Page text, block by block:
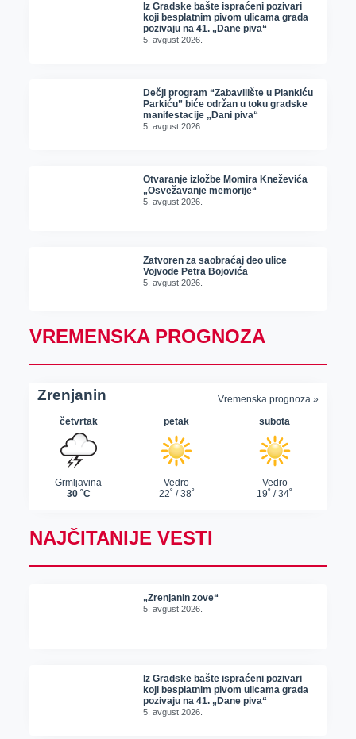
Iz Gradske bašte ispraćeni pozivari
koji besplatnim pivom ulicama grada
pozivaju na 41. „Dane piva“
5. avgust 2026.
Dečji program “Zabavilište u Plankiću
Parkiću” biće održan u toku gradske
manifestacije „Dani piva“
5. avgust 2026.
Otvaranje izložbe Momira Kneževića
„Osvežavanje memorije“
5. avgust 2026.
Zatvoren za saobraćaj deo ulice
Vojvode Petra Bojovića
5. avgust 2026.
VREMENSKA PROGNOZA
NAJČITANIJE VESTI
„Zrenjanin zove“
5. avgust 2026.
Iz Gradske bašte ispraćeni pozivari
koji besplatnim pivom ulicama grada
pozivaju na 41. „Dane piva“
5. avgust 2026.